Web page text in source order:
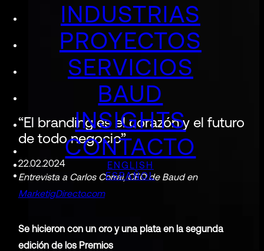
INDUSTRIAS
PROYECTOS
SERVICIOS
BAUD
INSIGHTS
CONTACTO
ENGLISH
ESPAÑOL
“El branding es el corazón y el futuro
de todo negocio”
22.02.2024
Entrevista a Carlos Corral, CEO de Baud en
MarketigDirecto.com
Se hicieron con un oro y una plata en la segunda
edición de los Premios